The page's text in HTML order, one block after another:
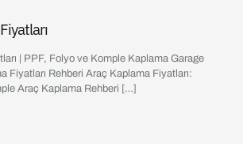
| PPF, Folyo ve Komple Kaplama Garage
Fiyatları Rehberi Araç Kaplama Fiyatları:
Araç Kaplama Rehberi […]